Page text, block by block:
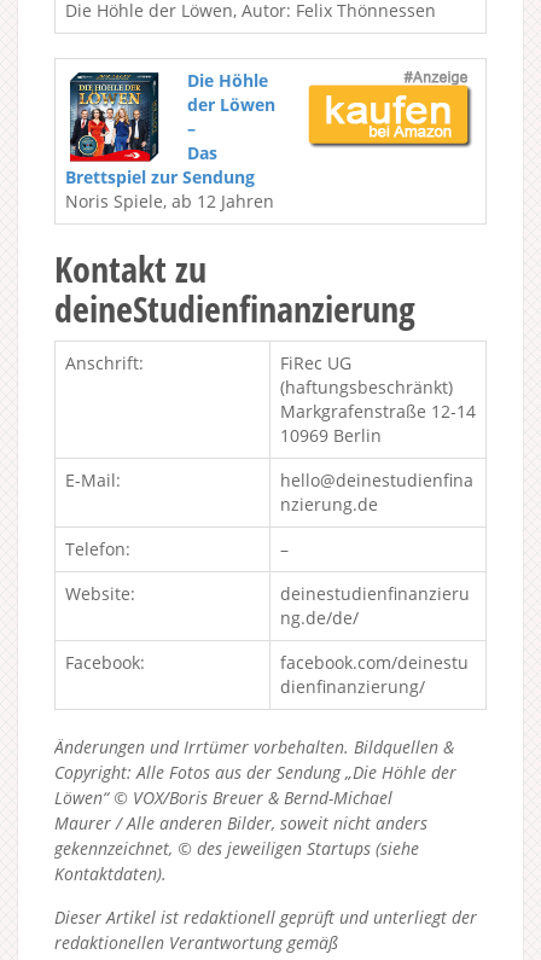
Die Höhle der Löwen, Autor: Felix Thönnessen
Die Höhle
der Löwen
–
Das
Brettspiel zur Sendung
Noris Spiele, ab 12 Jahren
Kontakt zu
deineStudienfinanzierung
Anschrift:
FiRec UG
(haftungsbeschränkt)
Markgrafenstraße 12-14
10969 Berlin
E-Mail:
hello@deinestudienfina
nzierung.de
Telefon:
–
Website:
deinestudienfinanzieru
ng.de/de/
Facebook:
facebook.com/deinestu
dienfinanzierung/
Änderungen und Irrtümer vorbehalten. Bildquellen &
Copyright: Alle Fotos aus der Sendung „Die Höhle der
Löwen“ © VOX/Boris Breuer & Bernd-Michael
Maurer / Alle anderen Bilder, soweit nicht anders
gekennzeichnet, © des jeweiligen Startups (siehe
Kontaktdaten).
Dieser Artikel ist redaktionell geprüft und unterliegt der
redaktionellen Verantwortung gemäß